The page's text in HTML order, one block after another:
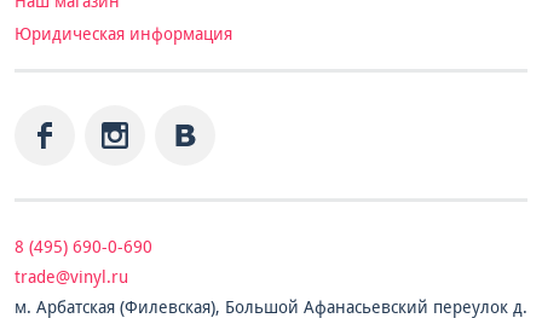
Юридическая информация
8 (495) 690-0-690
trade@vinyl.ru
м. Арбатская (Филевская), Большой Афанасьевский переулок д.